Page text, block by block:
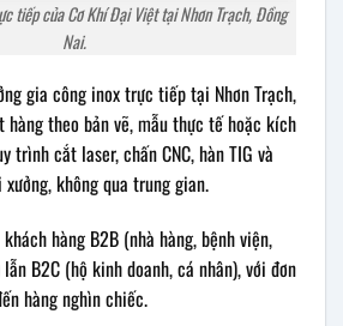
tiếp của Cơ Khí Đại Việt tại Nhơn Trạch, Đồng
Nai.
gia công inox trực tiếp tại Nhơn Trạch,
theo bản vẽ, mẫu thực tế hoặc kích
trình cắt laser, chấn CNC, hàn TIG và
không qua trung gian.
hàng B2B (nhà hàng, bệnh viện,
B2C (hộ kinh doanh, cá nhân), với đơn
hàng nghìn chiếc.